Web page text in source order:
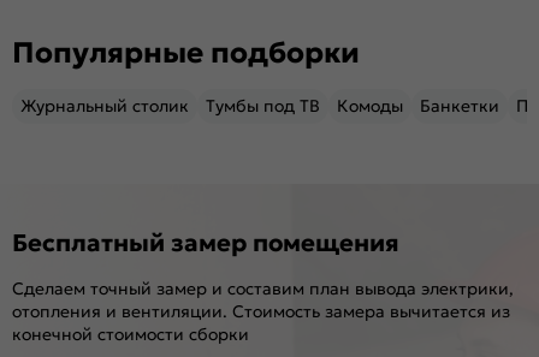
Популярные подборки
Журнальный столик Тумбы под ТВ Комоды Банкетки
Бесплатный замер помещения
Сделаем точный замер и составим план вывода электрики,
отопления и вентиляции. Стоимость замера вычитается из
конечной стоимости сборки